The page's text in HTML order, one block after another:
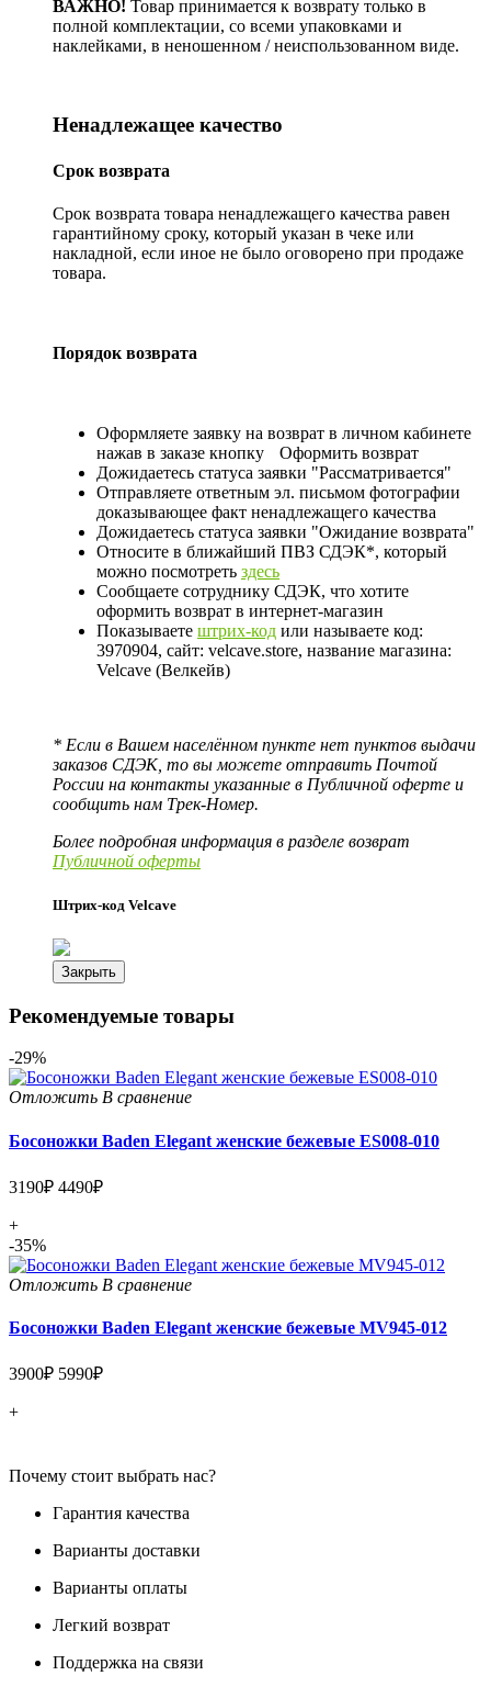
ВАЖНО! Товар принимается к возврату только в
полной комплектации, со всеми упаковками и
наклейками, в неношенном / неиспользованном виде.
Ненадлежащее качество
Срок возврата
Срок возврата товара ненадлежащего качества равен
гарантийному сроку, который указан в чеке или
накладной, если иное не было оговорено при продаже
товара.
Порядок возврата
Оформляете заявку на возврат в личном кабинете
нажав в заказе кнопку
Оформить возврат
Дожидаетесь статуса заявки "Рассматривается"
Отправляете ответным эл. письмом фотографии
доказывающее факт ненадлежащего качества
Дожидаетесь статуса заявки "Ожидание возврата"
Относите в ближайший ПВЗ СДЭК*, который
можно посмотреть здесь
Сообщаете сотруднику СДЭК, что хотите
оформить возврат в интернет-магазин
Показываете штрих-код или называете код:
3970904, сайт: velcave.store, название магазина:
Velcave (Велкейв)
* Если в Вашем населённом пункте нет пунктов выдачи
заказов СДЭК, то вы можете отправить Почтой
России на контакты указанные в Публичной оферте и
сообщить нам Трек-Номер.
Более подробная информация в разделе возврат
Публичной оферты
Штрих-код Velcave
Закрыть
Рекомендуемые товары
-29%
Отложить В сравнение
Босоножки Baden Elegant женские бежевые ES008-010
3190₽ 4490₽
+
-35%
Отложить В сравнение
Босоножки Baden Elegant женские бежевые MV945-012
3900₽ 5990₽
+
Почему стоит выбрать нас?
Гарантия качества
Варианты доставки
Варианты оплаты
Легкий возврат
Поддержка на связи